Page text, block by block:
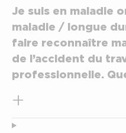
Je suis en maladie
maladie / longue
faire reconnaître
de l’accident du
professionnelle.